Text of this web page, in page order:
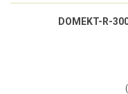
DOMEKT-R-